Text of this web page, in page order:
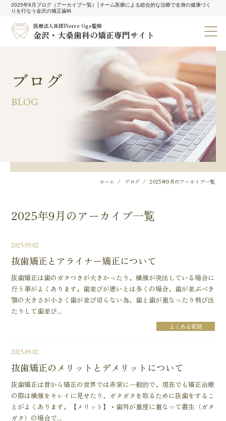
2025年9月ブログ（アーカイブ一覧）│チーム医療による総合的な治療で全身の健康づく
りを行なう金沢の矯正歯科
医療法人社団Pierre Oge監修
金沢・大桑歯科の矯正専門サイト
ブログ
BLOG
ホーム ブログ 2025年9月のアーカイブ一覧
2025年9月のアーカイブ一覧
2025.09.02
抜歯矯正とアライナー矯正について
抜歯矯正は歯のガタつきが大きかったり、横顔が突出している場合に
行う事がよくあります。歯並びが悪いとは多くの場合、歯が並ぶべき
顎の大きさが小さく歯が並び切らない為、歯と歯が重なったり飛び出
たりして歯並び...
よくある質問
2025.09.02
抜歯矯正のメリットとデメリットについて
抜歯矯正は昔から矯正の世界では非常に一般的で、現在でも矯正治療
の際は横顔をキレイに見せたり、ガタガタを取るために抜歯をするこ
とがよくあります。【メリット】・歯列が重度に重なって叢生（ガタ
ガタ）の場合で...